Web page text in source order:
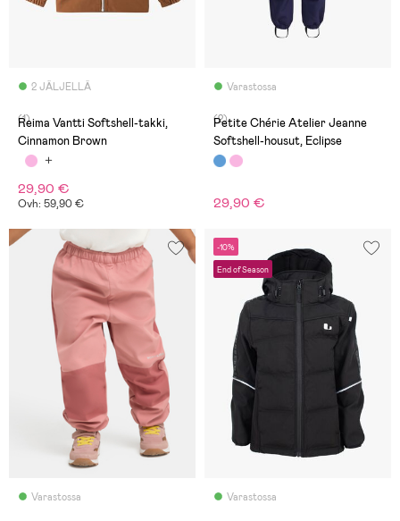
2 JÄLJELLÄ
(1)
Reima Vantti Softshell-takki,
Cinnamon Brown
29,90 €
Ovh: 59,90 €
Varastossa
(2)
Petite Chérie Atelier Jeanne
Softshell-housut, Eclipse
29,90 €
Varastossa
-10%
End of Season
Varastossa